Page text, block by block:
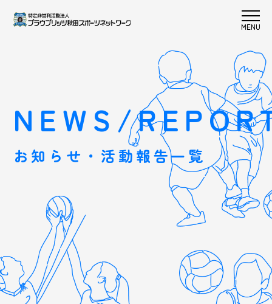
NEWS/
お知らせ・活動報告一覧